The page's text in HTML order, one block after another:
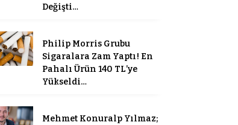
Değişti…
Philip Morris Grubu
Sigaralara Zam Yaptı! En
Pahalı Ürün 140 TL’ye
Yükseldi…
Mehmet Konuralp Yılmaz;